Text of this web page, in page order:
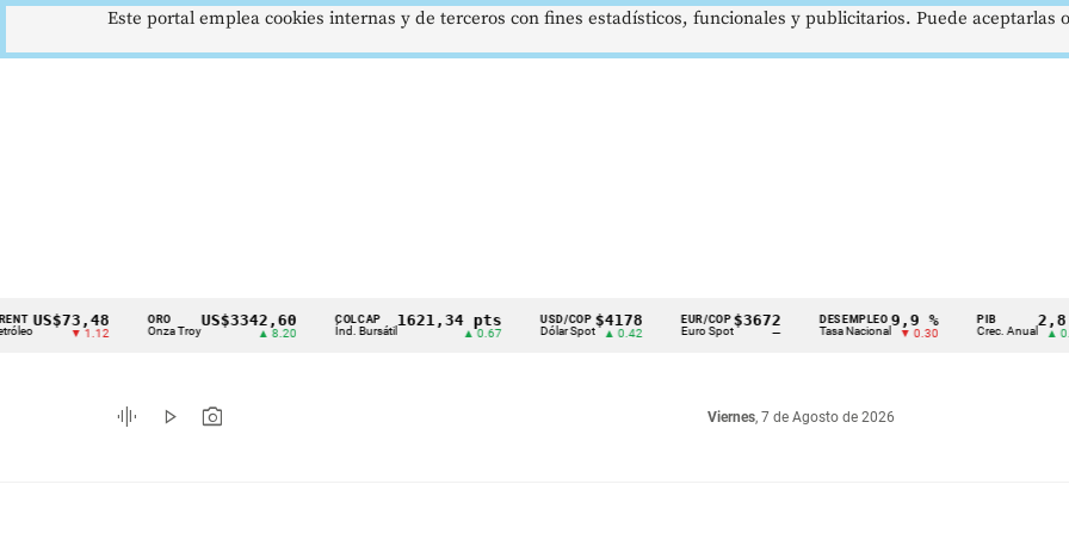
Cintillo
indicadores
económicos
▼ 1.12
ORO
Onza Troy
US$3342,60 COLCAP
Índ. Bursátil
1621,34 pts USD/COP
Dólar Spot
$4178
▲ 0.42
EUR/COP
Euro Spot
$3672
—
DESEMPLEO
Tasa Nacional
9,9 %
▼ 0.30
PIB
Crec. Anual
2,8 %
▲ 0.10
graphic_eq play_arrow photo_camera Viernes, 7 de Agosto de 2026
Este portal emplea cookies internas y de terceros con fines estadísticos, funcionales y publicitarios. Puede aceptarlas